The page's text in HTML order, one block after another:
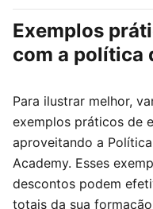
Exemplos
com a política
Para ilustrar melhor,
exemplos práticos de
aproveitando a
Academy. Esses
descontos podem
totais da sua